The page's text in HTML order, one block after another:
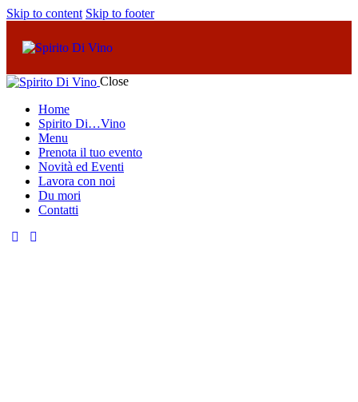
Skip to content Skip to footer
Close
Home
Spirito Di…Vino
Menu
Prenota il tuo evento
Novità ed Eventi
Lavora con noi
Du mori
Contatti